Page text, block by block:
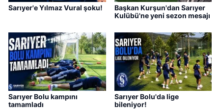
Sarıyer'e Yılmaz Vural şoku!
Başkan Kurşun'dan Sarıyer
Kulübü'ne yeni sezon mesajı
Sarıyer Bolu kampını
tamamladı
Sarıyer Bolu'da lige
bileniyor!